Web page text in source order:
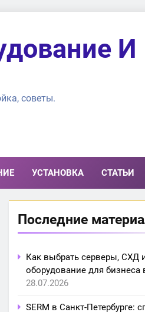
И
советы.
УСТАНОВКА СТАТЬИ
Последние
Как выбрать серверы, СХД
оборудование для бизнеса
28.07.2026
SERM в Санкт-Петербурге: